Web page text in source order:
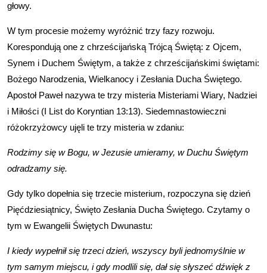
głowy.
W tym procesie możemy wyróżnić trzy fazy rozwoju.
Korespondują one z chrześcijańską Trójcą Świętą: z Ojcem,
Synem i Duchem Świętym, a także z chrześcijańskimi świętami:
Bożego Narodzenia, Wielkanocy i Zesłania Ducha Świętego.
Apostoł Paweł nazywa te trzy misteria Misteriami Wiary, Nadziei
i Miłości (I List do Koryntian 13:13). Siedemnastowieczni
różokrzyżowcy ujęli te trzy misteria w zdaniu:
Rodzimy się w Bogu, w Jezusie umieramy, w Duchu Świętym
odradzamy się.
Gdy tylko dopełnia się trzecie misterium, rozpoczyna się dzień
Pięćdziesiątnicy, Święto Zesłania Ducha Świętego. Czytamy o
tym w Ewangelii Świętych Dwunastu:
I kiedy wypełnił się trzeci dzień, wszyscy byli jednomyślnie w
tym samym miejscu, i gdy modlili się, dał się słyszeć dźwięk z